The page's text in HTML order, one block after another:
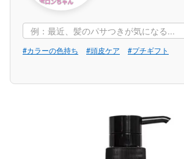
#カラーの色持ち #頭皮ケア #プチギフト